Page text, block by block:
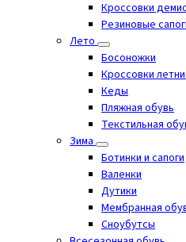
Кроссовки
Резиновые
Лето
Босоножки
Кроссовки
Кеды
Пляжная обувь
Текстильная
Зима
Ботинки и сапоги
Валенки
Дутики
Мембранная
Сноубутсы